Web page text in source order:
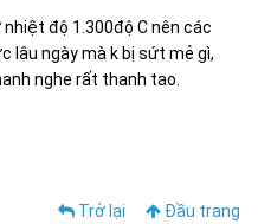
độ 1.300độ C nên các
lâu ngày mà k bị sứt mẻ gì,
nghe rất thanh tao.
Trở lại Đầu trang